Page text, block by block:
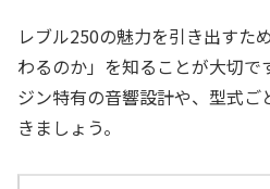
レブル250の魅力を引き出すた
わるのか」を知ることが大切で
ジン特有の音響設計や、型式
きましょう。